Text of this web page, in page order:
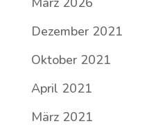
Dezember 2021
Oktober 2021
April 2021
März 2021